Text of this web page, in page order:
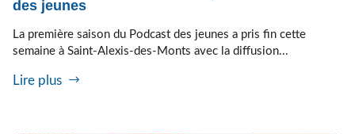
des jeunes
La première saison du Podcast des jeunes a pris fin cette
semaine à Saint-Alexis-des-Monts avec la diffusion...
Lire plus